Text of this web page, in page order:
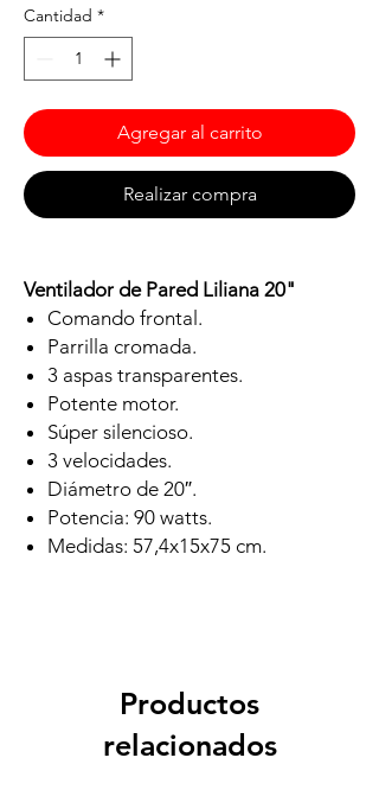
Cantidad *
Agregar al carrito
Realizar compra
Ventilador de Pared Liliana 20"
Comando frontal.
Parrilla cromada.
3 aspas transparentes.
Potente motor.
Súper silencioso.
3 velocidades.
Diámetro de 20″.
Potencia: 90 watts.
Medidas: 57,4x15x75 cm.
Productos
relacionados